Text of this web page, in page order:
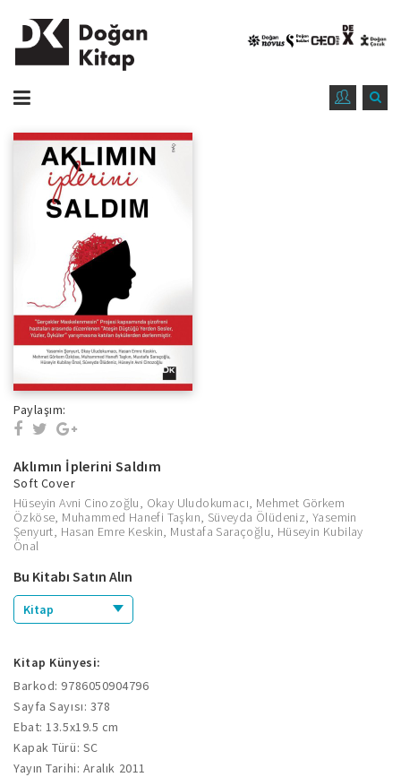
Paylaşım:
Aklımın İplerini Saldım
Soft Cover
Hüseyin Avni Cinozoğlu, Okay Uludokumacı, Mehmet Görkem
Özköse, Muhammed Hanefi Taşkın, Süveyda Ölüdeniz,Yasemin
Şenyurt, Hasan Emre Keskin, Mustafa Saraçoğlu, Hüseyin Kubilay
Önal
Bu Kitabı Satın Alın
Kitap
Kitap Künyesi:
Barkod: 9786050904796
Sayfa Sayısı: 378
Ebat: 13.5x19.5 cm
Kapak Türü: SC
Yayın Tarihi: Aralık 2011